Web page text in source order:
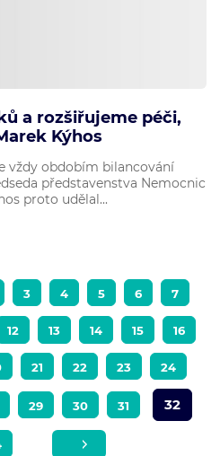
a rozšiřujeme péči,
Kýhos
vždy obdobím bilancování
představenstva Nemocnic
proto udělal...
3 4 5 6 7
12 13 14 15 16
21 22 23 24
29 30 31 32